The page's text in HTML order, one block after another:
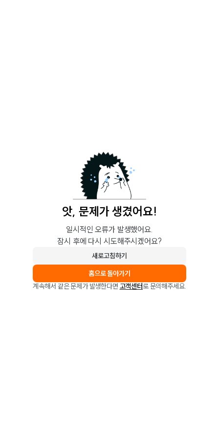
앗, 문제가 생겼어요!
일시적인 오류가 발생했어요.
잠시 후에 다시 시도해주시겠어요?
새로고침하기
홈으로 돌아가기
계속해서 같은 문제가 발생한다면 고객센터로 문의해주세요.